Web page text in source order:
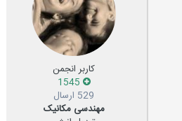
کاربر انجمن
529 ارسال
مهندسی مکانیک